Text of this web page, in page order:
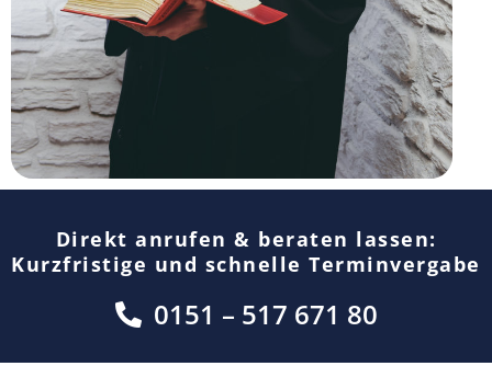
Direkt anrufen & beraten lassen:
Kurzfristige und schnelle Terminvergabe
0151 – 517 671 80